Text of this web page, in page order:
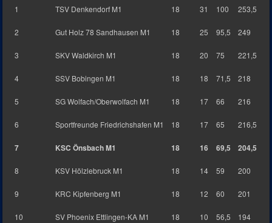
1 TSV Denkendorf M1 18 31 100 253,5
2 Gut Holz 78 Sandhausen M1 18 25 95,5 249
3 SKV Waldkirch M1 18 20 75 221,5
4 SSV Bobingen M1 18 18 71,5 218
5 SG Wolfach/Oberwolfach M1 18 17 66 216
6 Sportfreunde Friedrichshafen M1 18 17 65 216,5
7 KSC Önsbach M1 18 16 69,5 204,5
8 KSV Hölzlebruck M1 18 14 59 200
9 KRC Kipfenberg M1 18 12 60 201
10 SV Phoenix Ettlingen-KA M1 18 10 56,5 194